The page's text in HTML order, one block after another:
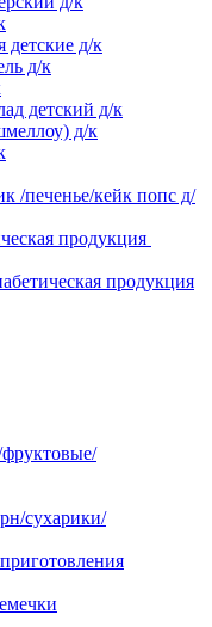
детские д/к
д/к
детский д/к
д/к
/печенье/кейк попс д/
продукция
продукция
сухарики/